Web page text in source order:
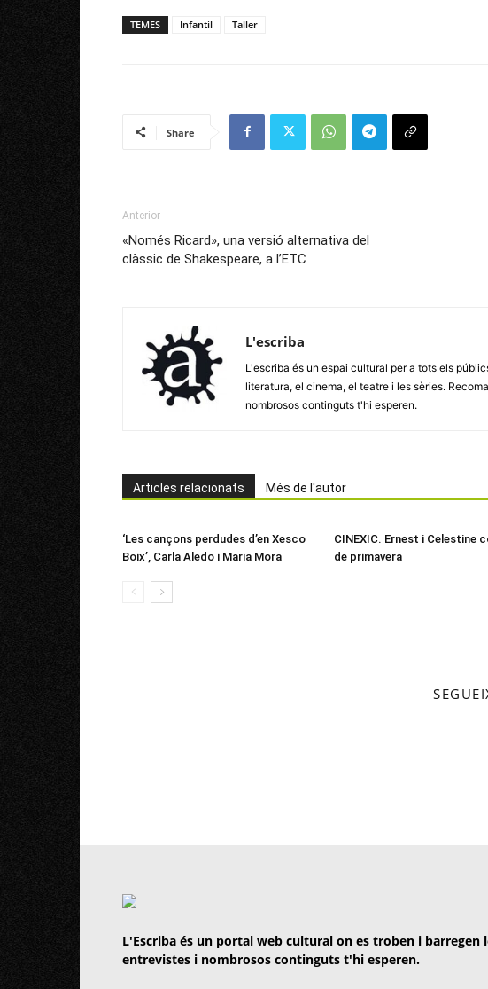
TEMES Infantil Taller
Share
Anterior
«Només Ricard», una versió alternativa del
clàssic de Shakespeare, a l’ETC
L'escriba
L'escriba és un espai cultural per a tots els
literatura, el cinema, el teatre i les sèries.
nombrosos continguts t'hi esperen.
Articles relacionats Més de l'autor
‘Les cançons perdudes d’en Xesco
Boix’, Carla Aledo i Maria Mora
CINEXIC. Ernest i Celestine
de primavera
L'Escriba és un portal web cultural on es troben i
entrevistes i nombrosos continguts t'hi esperen.